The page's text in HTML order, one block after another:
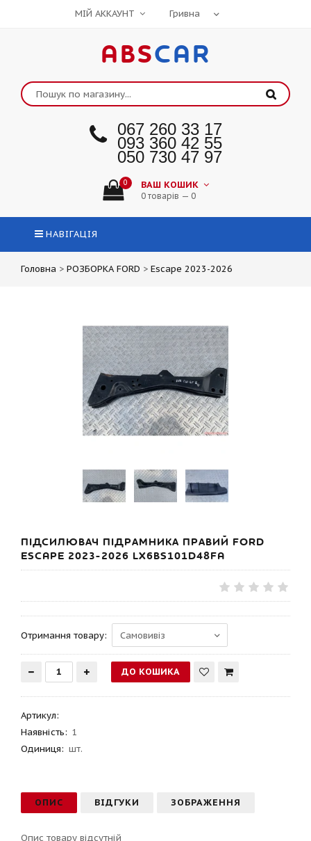
МІЙ АККАУНТ
ABSCAR
067 260 33 17
093 360 42 55
050 730 47 97
0 ВАШ КОШИК
0 товарів — 0
НАВІГАЦІЯ
Головна > РОЗБОРКА FORD > Escape 2023-2026
ПІДСИЛЮВАЧ ПІДРАМНИКА ПРАВИЙ FORD
ESCAPE 2023-2026 LX6BS101D48FA
Отримання товару:
Артикул:
Наявність: 1
Одиниця: шт.
ОПИС ВІДГУКИ ЗОБРАЖЕННЯ
Опис товару відсутній